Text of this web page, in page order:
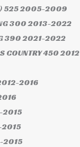
5252005-2009
3002013-2022
3902021-2022
COUNTRY 4502012
2016